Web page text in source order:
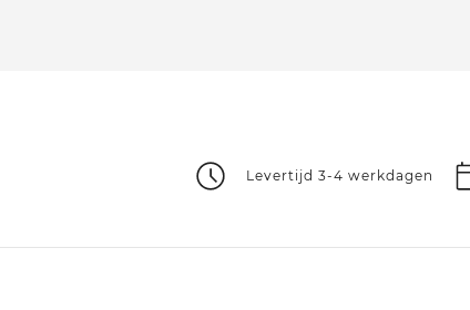
Levertijd 3-4 werkdagen